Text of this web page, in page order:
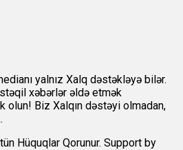
yalnız Xalq dəstəkləyə bilər.
xəbərlər əldə etmək
Biz Xalqın dəstəyi olmadan,
Hüquqlar Qorunur. Support by